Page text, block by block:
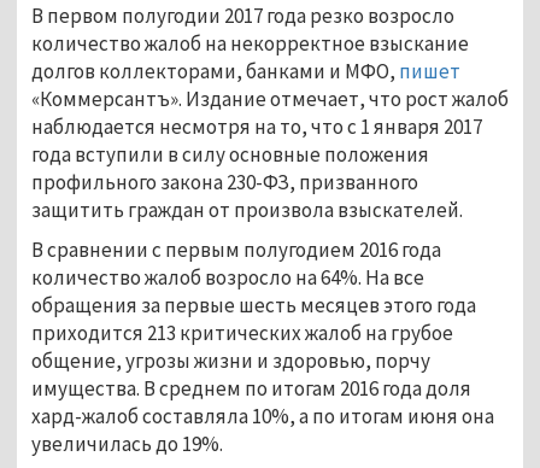
В первом полугодии 2017 года резко возросло
количество жалоб на некорректное взыскание
долгов коллекторами, банками и МФО, пишет
«Коммерсантъ». Издание отмечает, что рост жалоб
наблюдается несмотря на то, что с 1 января 2017
года вступили в силу основные положения
профильного закона 230-ФЗ, призванного
защитить граждан от произвола взыскателей.
В сравнении с первым полугодием 2016 года
количество жалоб возросло на 64%. На все
обращения за первые шесть месяцев этого года
приходится 213 критических жалоб на грубое
общение, угрозы жизни и здоровью, порчу
имущества. В среднем по итогам 2016 года доля
хард-жалоб составляла 10%, а по итогам июня она
увеличилась до 19%.